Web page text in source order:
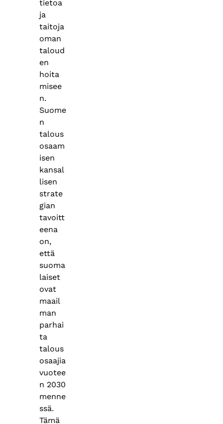
tietoa
ja
taitoja
oman
taloud
en
hoita
misee
n.
Suome
n
talous
osaam
isen
kansal
lisen
strate
gian
tavoitt
eena
on,
että
suoma
laiset
ovat
maail
man
parhai
ta
talous
osaajia
vuotee
n 2030
menne
ssä.
Tämä